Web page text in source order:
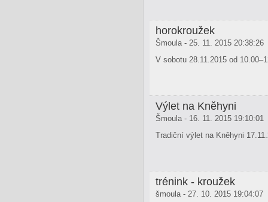
horokroužek
Šmoula - 25. 11. 2015 20:38:26
V sobotu 28.11.2015 od
Výlet na Kněhyni
Šmoula - 16. 11. 2015 19:10:01
Tradiční výlet na Kněhyni
trénink - kroužek
šmoula - 27. 10. 2015 19:04:07